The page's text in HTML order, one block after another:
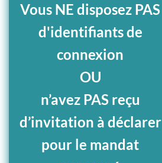
Vous NE disposez PAS
d'identifiants de
connexion
OU
n’avez PAS reçu
d’invitation à déclarer
pour le mandat